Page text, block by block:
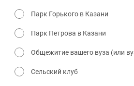
Парк Горького в Казани
Парк Петрова в Казани
Общежитие вашего вуза (или
Сельский клуб